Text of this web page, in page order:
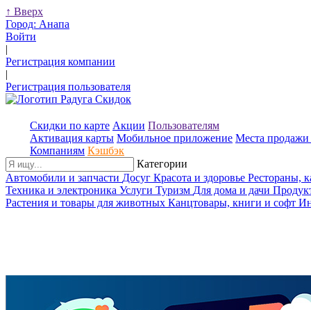
↑ Вверх
Город: Анапа
Войти
|
Регистрация компании
|
Регистрация пользователя
Скидки по карте Акции Пользователям
Активация карты Мобильное приложение Места продажи
Компаниям Кэшбэк
Категории
Автомобили и запчасти Досуг Красота и здоровье Рестораны,
Техника и электроника Услуги Туризм Для дома и дачи
Растения и товары для животных Канцтовары, книги и софт